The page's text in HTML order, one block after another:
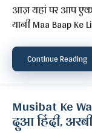
आज़ यहां पर आप
यानी Maa Baap Ke
Continue Reading
Musibat Ke
दुआ हिंदी,